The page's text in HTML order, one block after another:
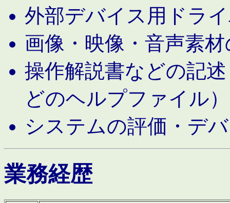
外部デバイス用ドラ
画像・映像・音声素
操作解説書などの記
どのヘルプファイル）
システムの評価・デ
業務経歴